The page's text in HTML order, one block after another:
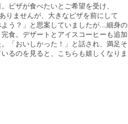
ピザが食べたいとご希望を受け、
りませんが、大きなピザを前にして
よう？」と思案していましたが…細身の
食。デザートとアイスコーヒーも追加
「おいしかった！」と話され、満足そ
るのを見ると、こちらも嬉しくなりま